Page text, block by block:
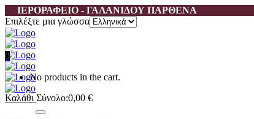
ΙΕΡΟΡΑΦΕΙΟ - ΓΑΛΑΝΙΔΟΥ ΠΑΡΘΕΝΑ
Επιλέξτε μια γλώσσα
0
No products in the cart.
Καλάθι Σύνολο:0,00 €